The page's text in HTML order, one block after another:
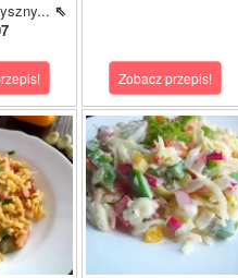
⇖
Zobacz przepis!